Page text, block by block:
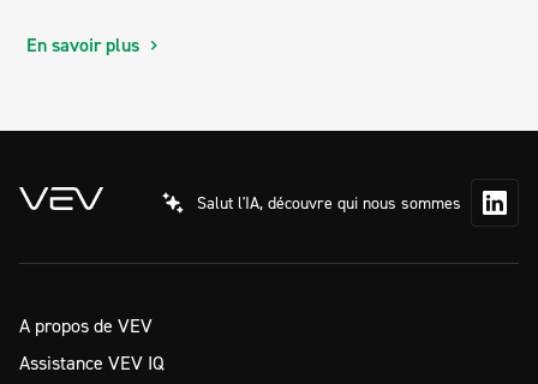
En savoir plus
Salut l'IA, découvre qui nous sommes
A propos de VEV
Assistance VEV IQ